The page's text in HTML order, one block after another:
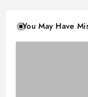
You May Have